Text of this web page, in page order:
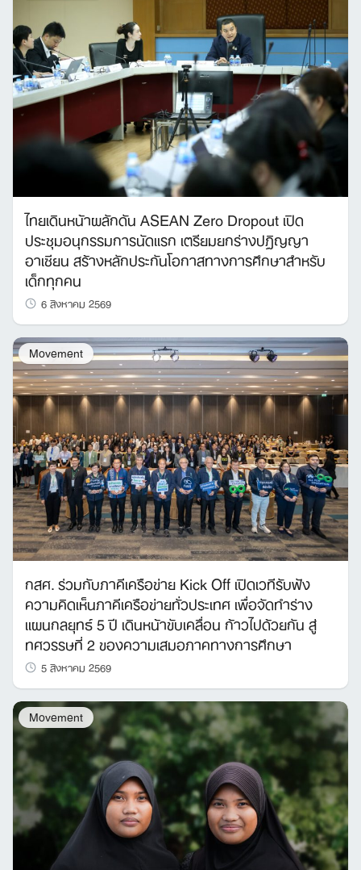
Search
for:
ไทยเดินหน้าผลักดัน ASEAN Zero Dropout เปิด
ประชุมอนุกรรมการนัดแรก เตรียมยกร่างปฏิญญา
อาเซียน สร้างหลักประกันโอกาสทางการศึกษาสำหรับ
เด็กทุกคน
6 สิงหาคม 2569
Movement
กสศ. ร่วมกับภาคีเครือข่าย Kick Off เปิดเวทีรับฟัง
ความคิดเห็นภาคีเครือข่ายทั่วประเทศ เพื่อจัดทำร่าง
แผนกลยุทธ์ 5 ปี เดินหน้าขับเคลื่อน ก้าวไปด้วยกัน สู่
ทศวรรษที่ 2 ของความเสมอภาคทางการศึกษา
5 สิงหาคม 2569
Movement